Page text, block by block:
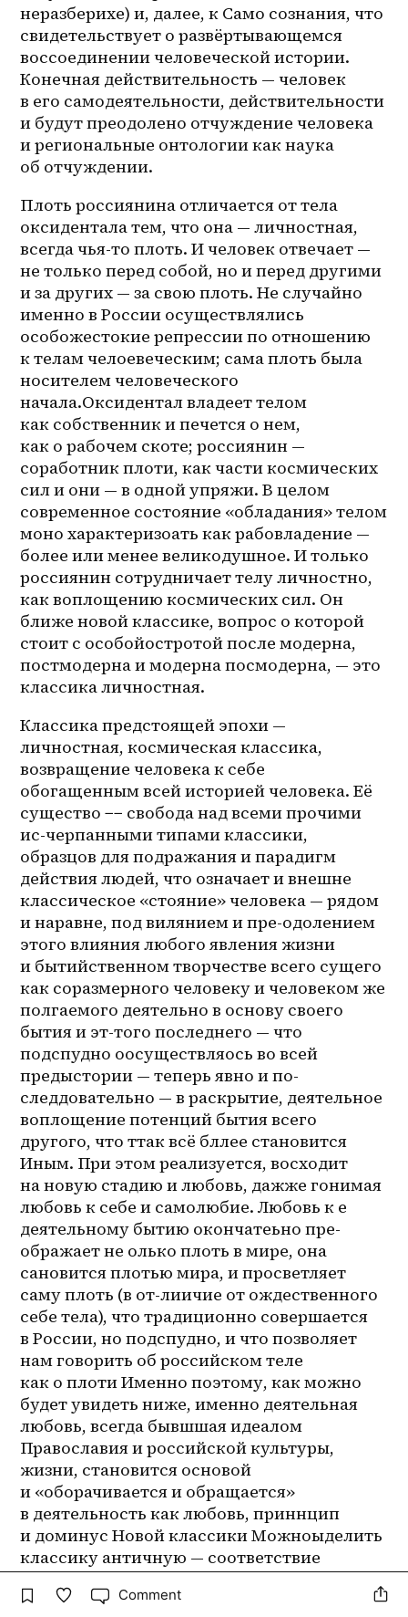
неразберихе) и, далее, к Само сознания, что
свидетельствует о развёртывающемся
воссоединении человеческой истории.
Конечная действительность — человек
в его самодеятельности, действительности
и будут преодолено отчуждение человека
и региональные онтологии как наука
об отчуждении.
Плоть россиянина отличается от тела
оксидентала тем, что она — личностная,
всегда чья-то плоть. И человек отвечает —
не только перед собой, но и перед другими
и за других — за свою плоть. Не случайно
именно в России осуществлялись
особожестокие репрессии по отношению
к телам челоевеческим; сама плоть была
носителем человеческого
начала.Оксидентал владеет телом
как собственник и печется о нем,
как о рабочем скоте; россиянин —
соработник плоти, как части космических
сил и они — в одной упряжи. В целом
современное состояние «обладания» телом
моно характеризоать как рабовладение —
более или менее великодушное. И только
россиянин сотрудничает телу личностно,
как воплощению космических сил. Он
ближе новой классике, вопрос о которой
стоит с особойостротой после модерна,
постмодерна и модерна посмодерна, — это
классика личностная.
Классика предстоящей эпохи —
личностная, космическая классика,
возвращение человека к себе
обогащенным всей историей человека. Её
существо −− свобода над всеми прочими
ис-черпанными типами классики,
образцов для подражания и парадигм
действия людей, что означает и внешне
классическое «стояние» человека — рядом
и наравне, под вилянием и пре-одолением
этого влияния любого явления жизни
и бытийственном творчестве всего сущего
как соразмерного человеку и человеком же
полгаемого деятельно в основу своего
бытия и эт-того последнего — что
подспудно оосуществляось во всей
предыстории — теперь явно и по-
следдовательно — в раскрытие, деятельное
воплощение потенций бытия всего
другого, что ттак всё бллее становится
Иным. При этом реализуется, восходит
на новую стадию и любовь, дажже гонимая
любовь к себе и самолюбие. Любовь к е
деятельному бытию окончатеьно пре-
ображает не олько плоть в мире, она
сановится плотью мира, и просветляет
саму плоть (в от-лиичие от ождественного
себе тела), что традиционно совершается
в России, но подспудно, и что позволяет
нам говорить об российском теле
как о плоти Именно поэтому, как можно
будет увидеть ниже, именно деятельная
любовь, всегда бывшшая идеалом
Православия и российской культуры,
жизни, становится основой
и «оборачивается и обращается»
в деятельность как любовь, приннцип
и доминус Новой классики Можноыделить
классику античную — соответствие
человека космосу; патристическую
(незавершенную) — соотвтетствие
Comment